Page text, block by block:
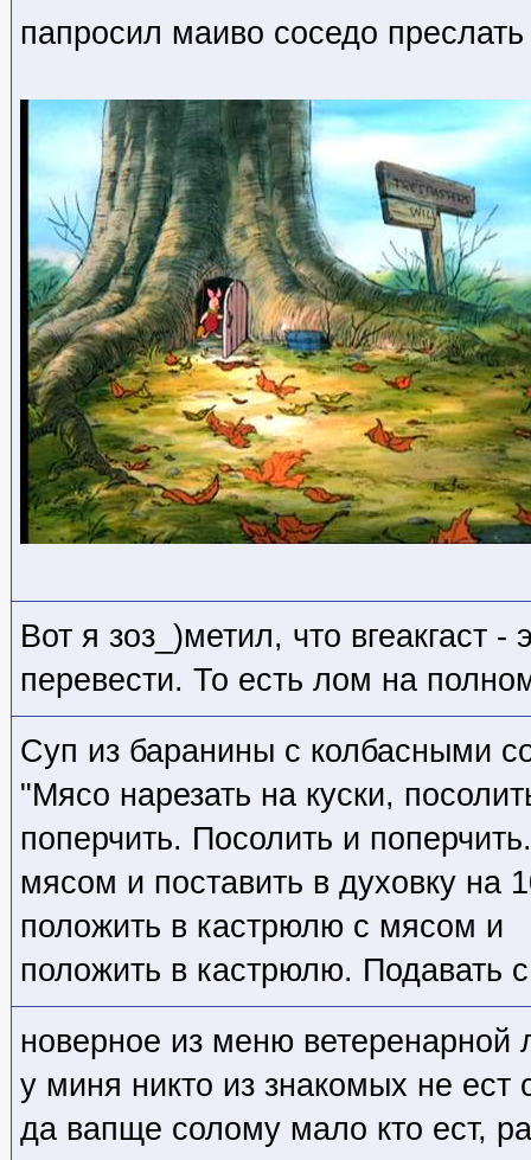
папросил маиво соседо
Вот я зоз_)метил, что вгеакгаст
перевести. То есть лом на
Суп из баранины с колбасными
"Мясо нарезать на куски,
поперчить. Посолить и
мясом и поставить в духовку на
положить в кастрюлю с мясом и
положить в кастрюлю. Подавать
новерное из меню ветеренарной
у миня никто из знакомых не ест
да вапще солому мало кто ест,